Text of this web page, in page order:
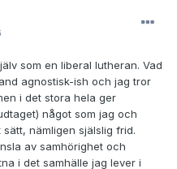
som en liberal lutheran. Vad
agnostisk-ish och jag tror
i det stora hela ger
något som jag och
nämligen själslig frid.
av samhörighet och
i det samhälle jag lever i